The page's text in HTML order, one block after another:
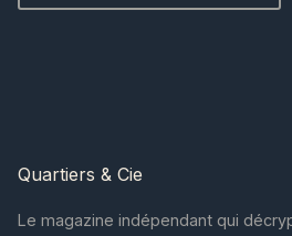
Quartiers & Cie
Le magazine indépendant qui